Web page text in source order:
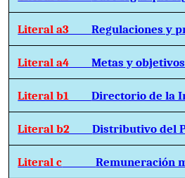
Literal a3Regulaciones y
Literal a4Metas y
Literal b1Directorio de la
Literal b2Distributivo del
Literal c Remuneración